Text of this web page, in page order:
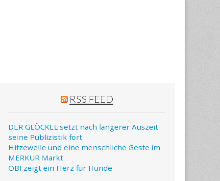
RSS FEED
DER GLÖCKEL setzt nach längerer Auszeit
seine Publizistik fort
Hitzewelle und eine menschliche Geste im
MERKUR Markt
OBI zeigt ein Herz für Hunde